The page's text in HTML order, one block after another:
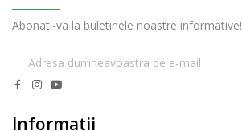
Abonati-va la buletinele noastre informative!
Informatii